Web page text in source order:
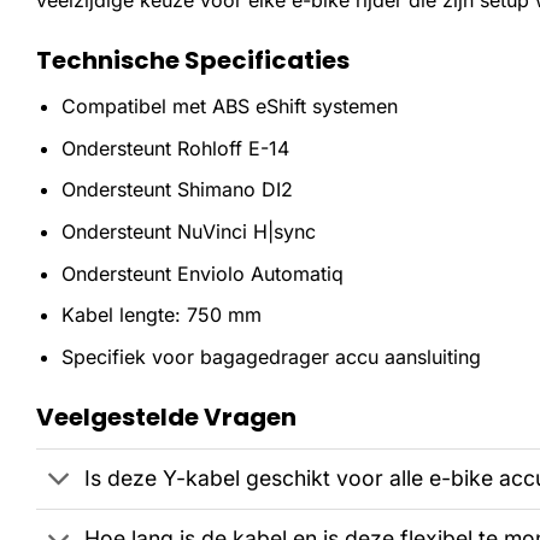
Technische Specificaties
Compatibel met ABS eShift systemen
Ondersteunt Rohloff E-14
Ondersteunt Shimano DI2
Ondersteunt NuVinci H|sync
Ondersteunt Enviolo Automatiq
Kabel lengte: 750 mm
Specifiek voor bagagedrager accu aansluiting
Veelgestelde Vragen
Is deze Y-kabel geschikt voor alle e-bike